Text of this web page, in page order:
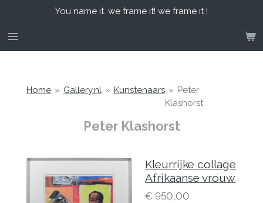
naar
de
You name it. we frame it! we frame it !
Home » Gallery.nl » Kunstenaars » Peter
Klashorst
Peter Klashorst
Kleurrijke collage
Afrikaanse vrouw
€ 950,00